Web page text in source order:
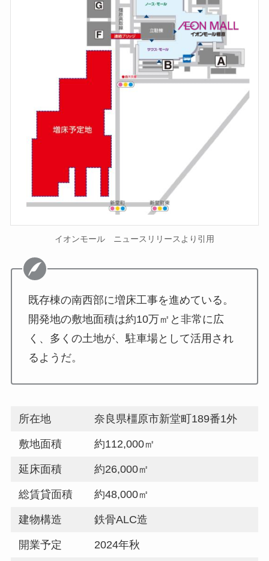
イオンモール ニュースリリースより引用
既存棟の南西部に増床工事を進めている。
開発地の敷地面積は約10万㎡と非常に広
く、多くの土地が、駐車場として活用され
るようだ。
所在地 奈良県橿原市新堂町189番1外
敷地面積 約112,000㎡
延床面積 約26,000㎡
総賃貸面積 約48,000㎡
建物構造 鉄骨ALC造
開業予定 2024年秋